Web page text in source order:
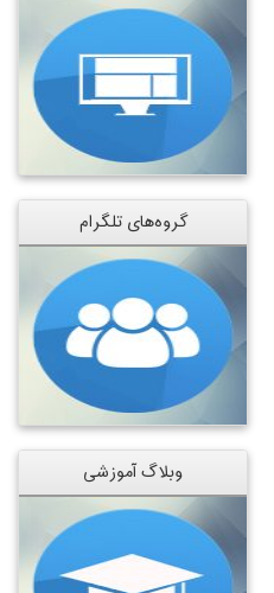
گروه‌های تلگرام
وبلاگ آموزشی